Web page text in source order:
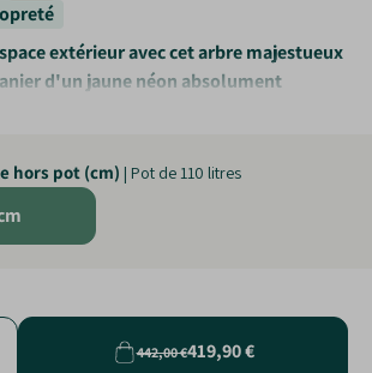
extérieur avec cet arbre majestueux
d'un jaune néon absolument
variété
totalement inoffensive pour la
hors pot (cm) | Pot de 110 litres
442,00 €419,90 €